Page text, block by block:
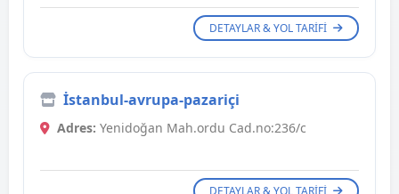
DETAYLAR & YOL TARIFI
İstanbul-avrupa-pazariçi
Adres: Yenidoğan Mah.ordu Cad.no:236/c